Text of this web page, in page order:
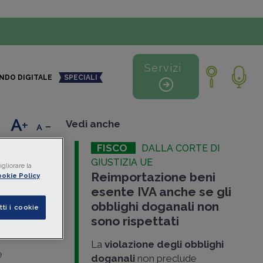
DIGITALE SPECIALI
Servizi
+ - Vedi anche
FISCO
DALLA CORTE DI
GIUSTIZIA UE
Reimportazione beni
esente IVA anche se gli
obblighi doganali non
sono rispettati
La violazione degli obblighi
doganalinon preclude
la
Policy
i cookie